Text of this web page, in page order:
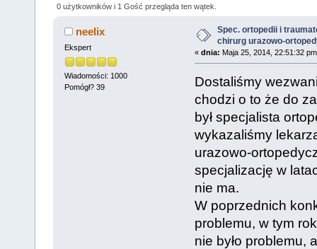
ortopedyczny (Przeczytany 8002 razy)
0 użytkowników i 1 Gość przegląda ten wątek.
neelix
Ekspert
Wiadomości: 1000
Pomógł? 39
Spec. ortopedii i
chirurg urazowo-
« dnia: Maja 25, 2014, 22:51:32
Dostaliśmy
chodzi o to że do
był specjalista
wykazaliśmy
urazowo-
specjalizację w
nie ma.
W poprzednich
problemu, w tym
nie było problemu,